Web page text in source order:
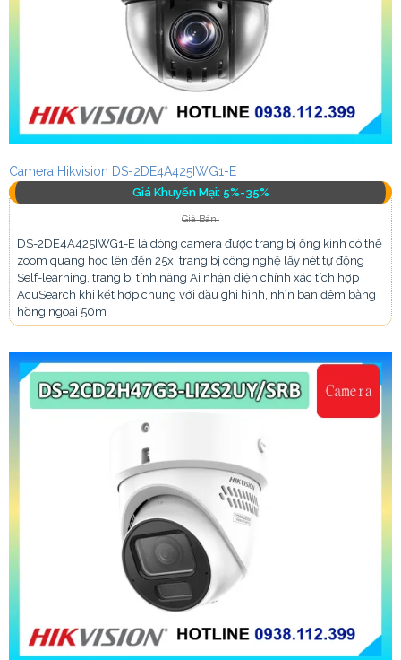
Camera Hikvision DS-2DE4A425IWG1-E
Giá Khuyến Mại: 5%-35%
Giá Bán:
DS-2DE4A425IWG1-E là dòng camera được trang bị ống kính có thể
zoom quang học lên đến 25x, trang bị công nghệ lấy nét tự động
Self-learning, trang bị tính năng Ai nhận diện chính xác tích hợp
AcuSearch khi kết hợp chung với đầu ghi hình, nhìn ban đêm bằng
hồng ngoại 50m